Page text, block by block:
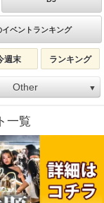
イベントランキング
週末 ランキング
Other ▼
一覧